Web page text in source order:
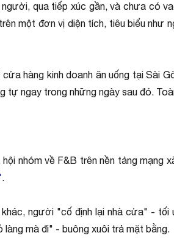
qua tiếp xúc gần, và chưa có
một đơn vị diện tích, tiêu biểu như
hàng kinh doanh ăn uống tại Sài
ngay trong những ngày sau đó.
nhóm về F&B trên nền tảng mạng
.
người "cố định lại nhà cửa" -
làng mà đi" - buông xuôi trả mặt bằng.